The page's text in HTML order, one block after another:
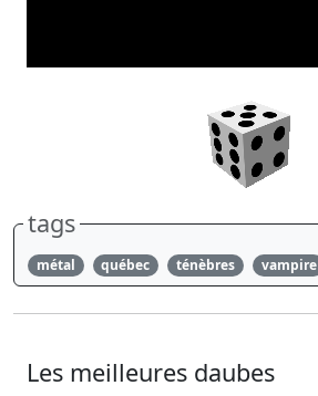
tags
métal québec ténèbres vampire
Les meilleures daubes